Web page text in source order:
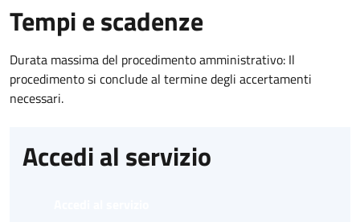
Tempi e scadenze
Durata massima del procedimento amministrativo: Il
procedimento si conclude al termine degli accertamenti
necessari.
Accedi al servizio